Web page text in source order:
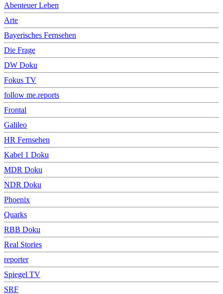
Abenteuer Leben
Arte
Bayerisches Fernsehen
Die Frage
DW Doku
Fokus TV
follow me.reports
Frontal
Galileo
HR Fernsehen
Kabel 1 Doku
MDR Doku
NDR Doku
Phoenix
Quarks
RBB Doku
Real Stories
reporter
Spiegel TV
SRF